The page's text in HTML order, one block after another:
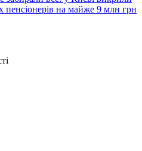
на майже 9 млн грн